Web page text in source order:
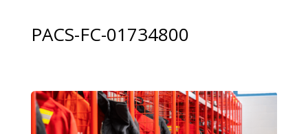
PACS-FC-01734800